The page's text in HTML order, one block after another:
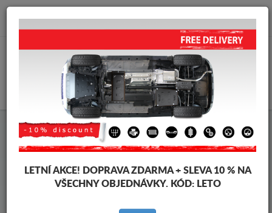
info@krytpodmotor.com
Kryt pod motor Volkswagen
Kryt pod motor Volkswagen Bora
Značky
Značky vozidel
LETNÍ AKCE! DOPRAVA ZDARMA + SLEVA 10 % NA
VŠECHNY OBJEDNÁVKY. KÓD: LETO